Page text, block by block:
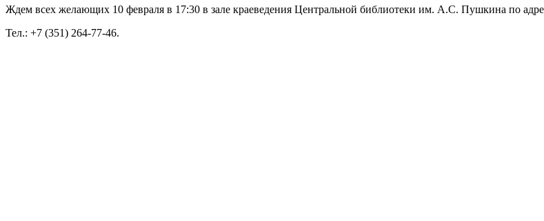
Ждем всех желающих 10 февраля в 17:30 в зале краеведения Центральной библиотеки им. А.С. Пушкина по
Тел.: +7 (351) 264-77-46.